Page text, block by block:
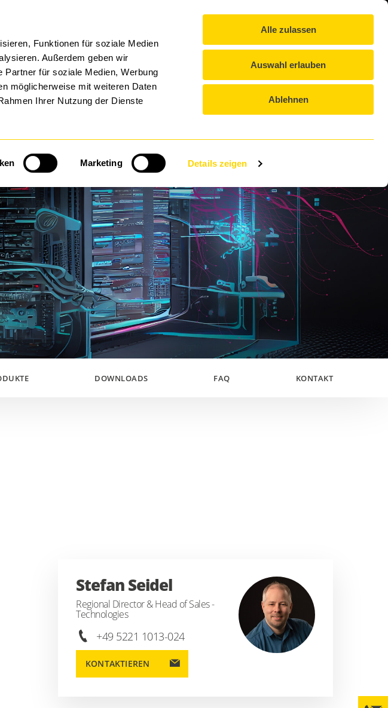
Funktionen für soziale Medien
Außerdem geben wir
Partner für soziale Medien, Werbung
möglicherweise mit weiteren Daten
Ihrer Nutzung der Dienste
Marketing Details zeigen
Alle zulassen
Auswahl erlauben
Ablehnen
DTS GROUP EVENTS KARRIERE
DOWNLOADS FAQ KONTAKT
Stefan Seidel
Regional Director & Head of Sales -
Technologies
+49 5221 1013-024
KONTAKTIEREN